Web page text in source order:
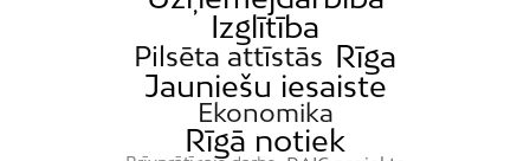
Izglītība
Pilsēta attīstās Rīga
Jauniešu iesaiste
Ekonomika
Rīgā notiek